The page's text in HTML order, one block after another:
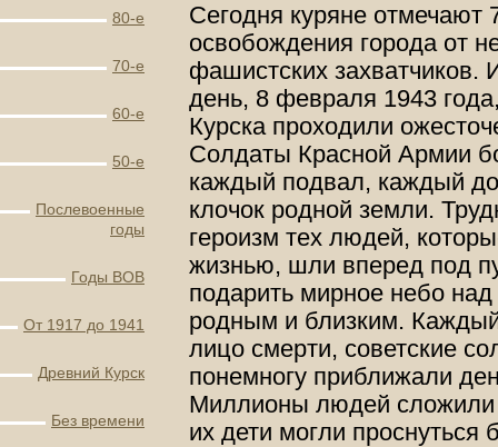
80-е
70-е
60-е
50-е
Послевоенные
годы
Годы ВОВ
От 1917 до 1941
Древний Курск
Без времени
Сегодня куряне отмечают
освобождения города от
фашистских захватчиков.
день, 8 февраля 1943
Курска проходили
Солдаты Красной Армии
каждый подвал, каждый
клочок родной земли.
героизм тех людей,
жизнью, шли вперед под
подарить мирное небо
родным и близким.
лицо смерти, советские
понемногу приближали
Миллионы людей сложили
их дети могли проснуться